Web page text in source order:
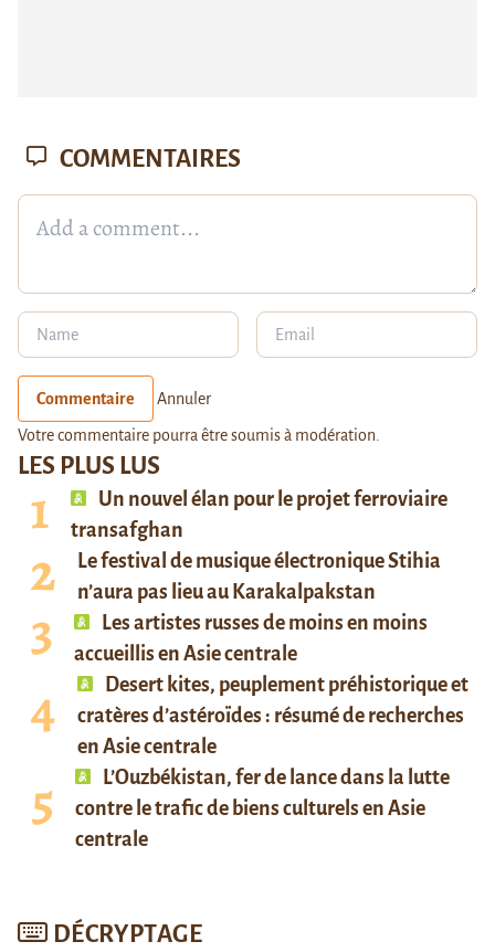
LES PLUS LUS
Un nouvel élan pour le projet ferroviaire
transafghan
Le festival de musique électronique Stihia
n’aura pas lieu au Karakalpakstan
Les artistes russes de moins en moins
accueillis en Asie centrale
Desert kites, peuplement préhistorique et
cratères d’astéroïdes : résumé de recherches
en Asie centrale
L’Ouzbékistan, fer de lance dans la lutte
contre le trafic de biens culturels en Asie
centrale
DÉCRYPTAGE
COMMENTAIRES
Commentaire Annuler
Votre commentaire pourra être soumis à modération.